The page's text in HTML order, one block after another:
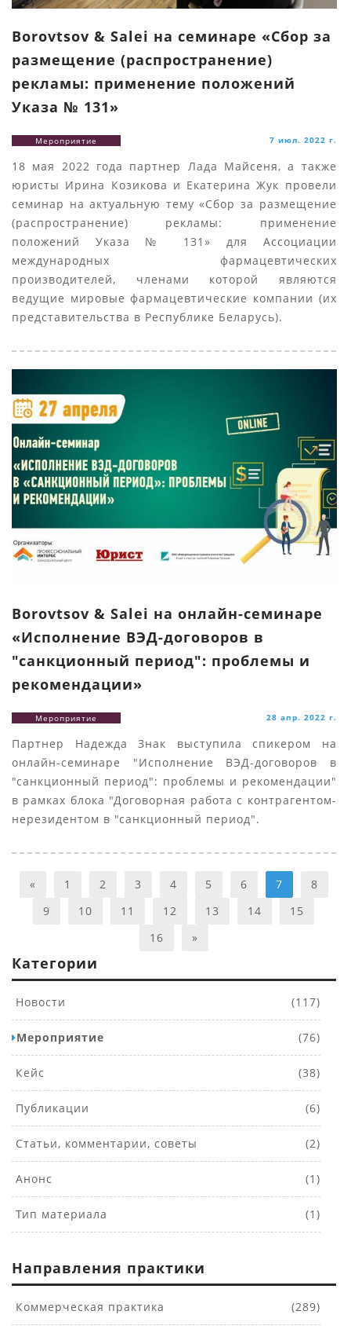
Borovtsov & Salei на семинаре «Сбор за
размещение (распространение)
рекламы: применение положений
Указа № 131»
Мероприятие 7 июл. 2022 г.
18 мая 2022 года партнер Лада Майсеня, а также
юристы Ирина Козикова и Екатерина Жук провели
семинар на актуальную тему «Сбор за размещение
(распространение) рекламы: применение
положений Указа № 131» для Ассоциации
международных фармацевтических
производителей, членами которой являются
ведущие мировые фармацевтические компании (их
представительства в Республике Беларусь).
Borovtsov & Salei на онлайн-семинаре
«Исполнение ВЭД-договоров в
"санкционный период": проблемы и
рекомендации»
Мероприятие 28 апр. 2022 г.
Партнер Надежда Знак выступила спикером на
онлайн-семинаре "Исполнение ВЭД-договоров в
"санкционный период": проблемы и рекомендации"
в рамках блока "Договорная работа с контрагентом-
нерезидентом в "санкционный период".
« 1 2 3 4 5 6 7
8
9
10 11 12 13 14
15
16
»
Категории
Новости (117)
Мероприятие (76)
Кейс (38)
Публикации (6)
Статьи, комментарии, советы (2)
Анонс (1)
Тип материала (1)
Направления практики
Коммерческая практика (289)